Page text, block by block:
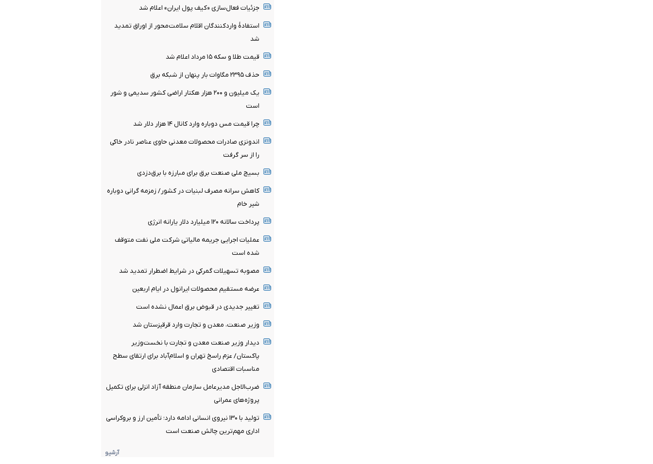
جزئیات فعال‌سازی «کیف پول ایران» اعلام شد
استفادۀ واردکنندگان اقلام سلامت‌محور از اوراق تمدید
شد
قیمت طلا و سکه ۱۵ مرداد اعلام شد
حذف ۲۳۹۵ مگاوات بار پنهان از شبکه برق
یک میلیون و ۲۰۰ هزار هکتار اراضی کشور سدیمی و شور
است
چرا قیمت مس دوباره وارد کانال ۱۴ هزار دلار شد
اندونزی صادرات محصولات معدنی حاوی عناصر نادر خاکی
را از سر گرفت
بسیج ملی صنعت برق برای مبارزه با برق‌دزدی
کاهش سرانه مصرف لبنیات در کشور/ زمزمه گرانی دوباره
شیر خام
پرداخت سالانه ۱۲۰ میلیارد دلار یارانه انرژی
عملیات اجرایی جریمه مالیاتی شرکت ملی نفت متوقف
شده است
مصوبه تسهیلات گمرکی در شرایط اضطرار تمدید شد
عرضه مستقیم محصولات ایرانول در ایام اربعین
تغییر جدیدی در قبوض برق اعمال نشده است
وزیر صنعت، معدن و تجارت وارد قرقیزستان شد
دیدار وزیر صنعت معدن و تجارت با نخست‌وزیر
پاکستان/ عزم راسخ تهران و اسلام‌آباد برای ارتقای سطح
مناسبات اقتصادی
ضرب‌الاجل مدیرعامل سازمان منطقه آزاد انزلی برای تکمیل
پروژه‌های عمرانی
تولید با ۱۳۰ نیروی انسانی ادامه دارد؛ تأمین ارز و بروکراسی
اداری مهم‌ترین چالش صنعت است
آرشیو